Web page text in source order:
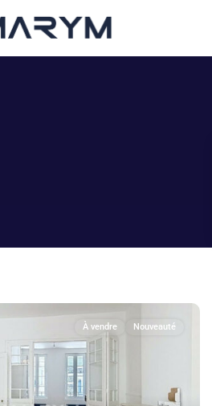
À vendre Nouveauté